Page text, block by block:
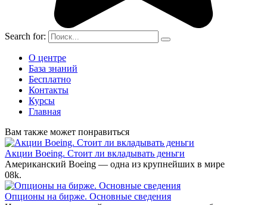
Search for:
О центре
База знаний
Бесплатно
Контакты
Курсы
Главная
Вам также может понравиться
Акции Boeing. Стоит ли вкладывать деньги
Американский Boeing — одна из крупнейших в мире
08k.
Опционы на бирже. Основные сведения